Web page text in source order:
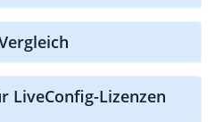
LiveConfig-Lizenzen